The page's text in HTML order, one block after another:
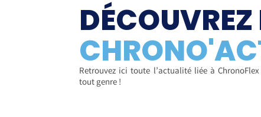
DÉCOUVREZ
Retrouvez ici toute l’actualité liée à
tout genre !